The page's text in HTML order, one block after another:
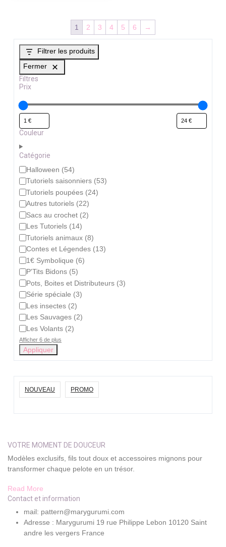
1 2 3 4 5 6 →
Filtrer les produits
Fermer
Filtres
Prix
Couleur
Catégorie
Catégorie
Halloween (54)
Tutoriels saisonniers (53)
Tutoriels poupées (24)
Autres tutoriels (22)
Sacs au crochet (2)
Les Tutoriels (14)
Tutoriels animaux (8)
Contes et Légendes (13)
1€ Symbolique (6)
P'Tits Bidons (5)
Pots, Boites et Distributeurs (3)
Série spéciale (3)
Les insectes (2)
Les Sauvages (2)
Les Volants (2)
Afficher 6 de plus
Appliquer
NOUVEAU PROMO
VOTRE MOMENT DE DOUCEUR
Modèles exclusifs, fils tout doux et accessoires mignons pour
transformer chaque pelote en un trésor.
Read More
Contact et information
mail: pattern@marygurumi.com
Adresse : Marygurumi 19 rue Philippe Lebon 10120 Saint
andre les vergers France